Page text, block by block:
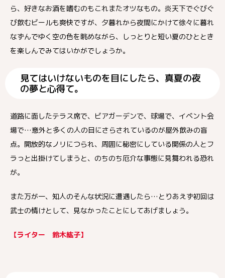
ら、好きなお酒を嗜むのもこれまたオツなもの。炎天下でぐびぐ
び飲むビールも爽快ですが、夕暮れから夜間にかけて徐々に暮れ
なずんでゆく空の色を眺めながら、しっとりと短い夏のひととき
を楽しんでみてはいかがでしょうか。
見てはいけないものを目にしたら、真夏の夜
の夢と心得て。
道路に面したテラス席で、ビアガーデンで、球場で、イベント会
場で…意外と多くの人の目にさらされているのが屋外飲みの盲
点。開放的なノリにつられ、周囲に秘密にしている関係の人とフ
ラっと出掛けてしまうと、のちのち厄介な事態に見舞われる恐れ
が。
また万が一、知人のそんな状況に遭遇したら…とりあえず初回は
武士の情けとして、見なかったことにしてあげましょう。
【ライター 鈴木紘子】